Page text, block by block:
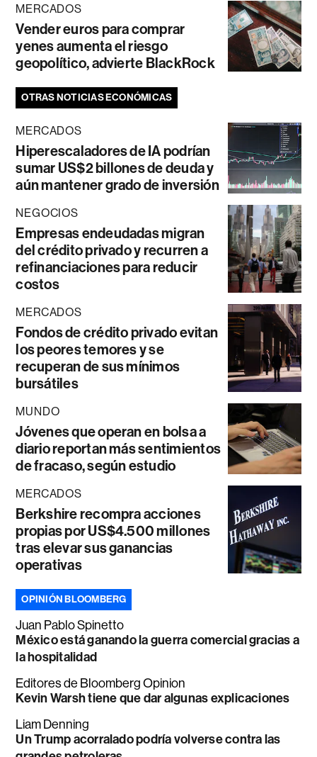
MERCADOS
Vender euros para comprar
yenes aumenta el riesgo
geopolítico, advierte BlackRock
OTRAS NOTICIAS ECONÓMICAS
MERCADOS
Hiperescaladores de IA podrían
sumar US$2 billones de deuda y
aún mantener grado de inversión
NEGOCIOS
Empresas endeudadas migran
del crédito privado y recurren a
refinanciaciones para reducir
costos
MERCADOS
Fondos de crédito privado evitan
los peores temores y se
recuperan de sus mínimos
bursátiles
MUNDO
Jóvenes que operan en bolsa a
diario reportan más sentimientos
de fracaso, según estudio
MERCADOS
Berkshire recompra acciones
propias por US$4.500 millones
tras elevar sus ganancias
operativas
OPINIÓN BLOOMBERG
Juan Pablo Spinetto
México está ganando la guerra comercial gracias a
la hospitalidad
Editores de Bloomberg Opinion
Kevin Warsh tiene que dar algunas explicaciones
Liam Denning
Un Trump acorralado podría volverse contra las